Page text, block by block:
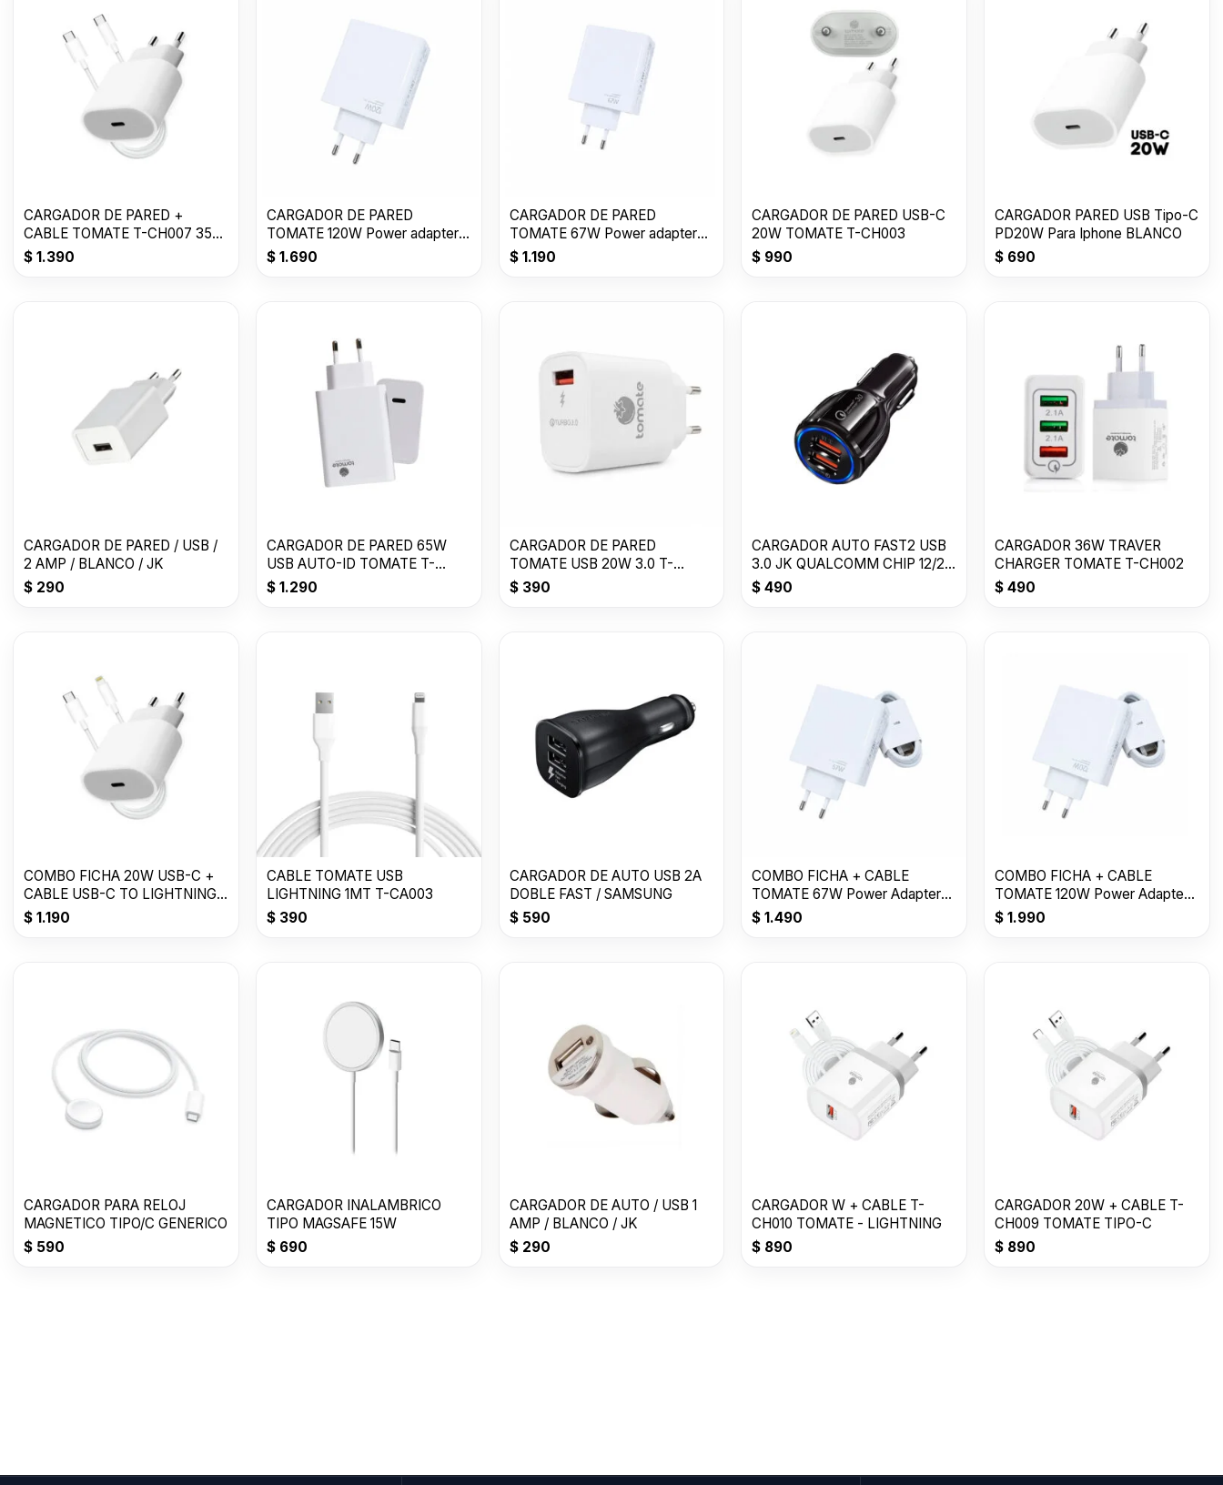
CARGADOR DE PARED +
CABLE TOMATE T-CH007 35W
USB-C to C
$ 1.390
CARGADOR DE PARED
TOMATE 120W Power adapter
Suit USB T-CH018
$1.690
CARGADOR DE PARED
TOMATE 67W Power adapter
Suit USB T-CH016
$1.190
CARGADOR DE PARED USB-C
20W TOMATE T-CH003
$ 990
CARGADOR PARED USB Tipo-C
PD20W Para Iphone BLANCO
$ 690
CARGADOR DE PARED / USB /
2 AMP / BLANCO / JK
$ 290
CARGADOR DE PARED 65W
USB AUTO-ID TOMATE T-
CH005
$1.290
CARGADOR DE PARED
TOMATE USB 20W 3.0 T-
CH001
$390
CARGADOR AUTO FAST2 USB
3.0 JK QUALCOMM CHIP 12/24
VLTS 3.1
$ 490
CARGADOR 36W TRAVER
CHARGER TOMATE T-CH002
$ 490
COMBO FICHA 20W USB-C +
CABLE USB-C TO LIGHTNING -
TOMATE
$ 1.190
CABLE TOMATE USB
LIGHTNING 1MT T-CA003
$390
CARGADOR DE AUTO USB 2A
DOBLE FAST / SAMSUNG
$590
COMBO FICHA + CABLE
TOMATE 67W Power Adapter
Suit T-CH017
$ 1.490
COMBO FICHA + CABLE
TOMATE 120W Power Adapter
Siut T-CH019
$ 1.990
CARGADOR PARA RELOJ
MAGNETICO TIPO/C GENERICO
$ 590
CARGADOR INALAMBRICO
TIPO MAGSAFE 15W
$690
CARGADOR DE AUTO / USB 1
AMP / BLANCO / JK
$290
CARGADOR W + CABLE T-
CH010 TOMATE - LIGHTNING
$ 890
CARGADOR 20W + CABLE T-
CH009 TOMATE TIPO-C
$ 890